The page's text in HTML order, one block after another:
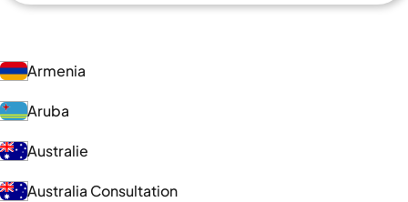
Armenia
Aruba
Australie
Australia Consultation